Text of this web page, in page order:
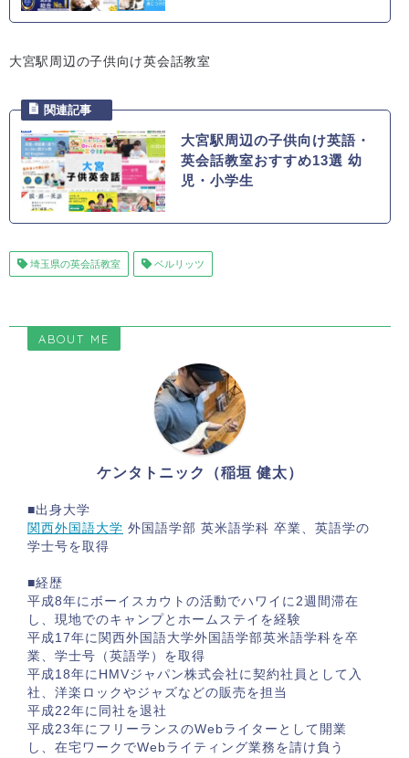
大宮駅周辺の子供向け英会話教室
大宮駅周辺の子供向け英語・
英会話教室おすすめ13選 幼
児・小学生
埼玉県の英会話教室 ベルリッツ
ABOUT ME
ケンタトニック（稲垣 健太）
■出身大学
関西外国語大学 外国語学部 英米語学科 卒業、英語学の
学士号を取得
■経歴
平成8年にボーイスカウトの活動でハワイに2週間滞在
し、現地でのキャンプとホームステイを経験
平成17年に関西外国語大学外国語学部英米語学科を卒
業、学士号（英語学）を取得
平成18年にHMVジャパン株式会社に契約社員として入
社、洋楽ロックやジャズなどの販売を担当
平成22年に同社を退社
平成23年にフリーランスのWebライターとして開業
し、在宅ワークでWebライティング業務を請け負う